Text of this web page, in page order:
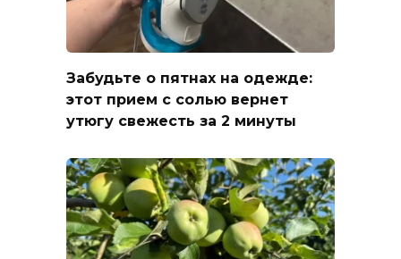
Забудьте о пятнах на одежде:
этот прием с солью вернет
утюгу свежесть за 2 минуты